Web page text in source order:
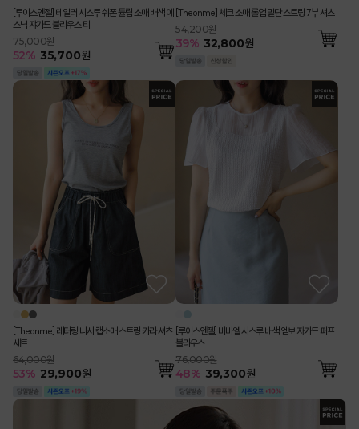
[루이스엔젤] 테일러 시스루 쉬폰 튤립 소매 배색 에
스닉 쟈가드 블라우스 티
75,000원
52% 35,700원
[Theonme] 체크 소매 롤업 밑단 스트링 7부 셔츠
54,200원
39% 32,800원
[Theonme] 레터링 나시 캡소매 스트링 카라 셔츠
세트
64,000원
53% 29,900원
[루이스엔젤] 비바엘 시스루 배색 엠보 자가드 퍼프
블라우스
76,000원
48% 39,300원